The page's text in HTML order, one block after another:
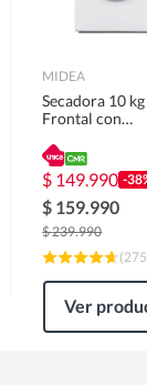
MIDEA
Secadora 10
Frontal con
MD100A100/
$ 149.990 -
$ 159.990
$239.990
(275
Ver